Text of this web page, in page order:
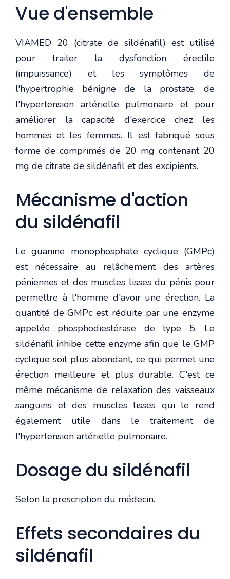
Vue d'ensemble
VIAMED 20 (citrate de sildénafil) est utilisé
pour traiter la dysfonction érectile
(impuissance) et les symptômes de
l'hypertrophie bénigne de la prostate, de
l'hypertension artérielle pulmonaire et pour
améliorer la capacité d'exercice chez les
hommes et les femmes. Il est fabriqué sous
forme de comprimés de 20 mg contenant 20
mg de citrate de sildénafil et des excipients.
Mécanisme d'action
du sildénafil
Le guanine monophosphate cyclique (GMPc)
est nécessaire au relâchement des artères
péniennes et des muscles lisses du pénis pour
permettre à l'homme d'avoir une érection. La
quantité de GMPc est réduite par une enzyme
appelée phosphodiestérase de type 5. Le
sildénafil inhibe cette enzyme afin que le GMP
cyclique soit plus abondant, ce qui permet une
érection meilleure et plus durable. C'est ce
même mécanisme de relaxation des vaisseaux
sanguins et des muscles lisses qui le rend
également utile dans le traitement de
l'hypertension artérielle pulmonaire.
Dosage du sildénafil
Selon la prescription du médecin.
Effets secondaires du
sildénafil